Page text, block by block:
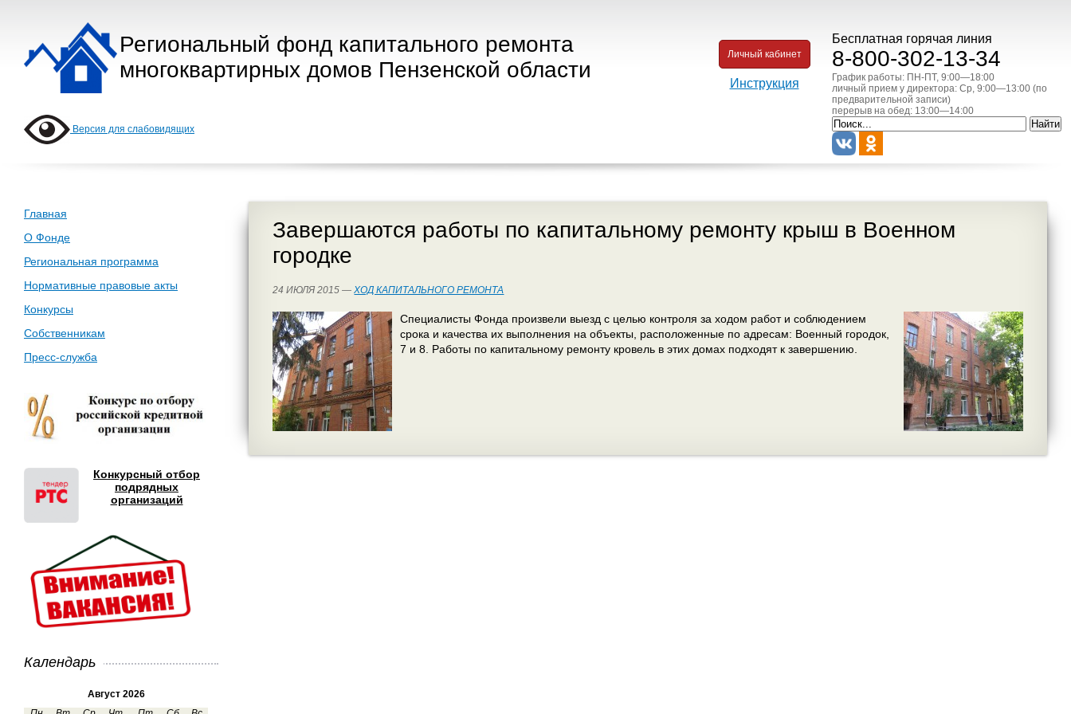
Региональный фонд капитального ремонта
многоквартирных домов Пензенской области
Бесплатная горячая линия
8-800-302-13-34
График работы: ПН-ПТ, 9:00—18:00
личный прием у директора: Ср, 9:00—13:00 (по
предварительной записи)
перерыв на обед: 13:00—14:00
Личный кабинет
Инструкция
Версия для слабовидящих
Главная
О Фонде
Региональная программа
Нормативные правовые акты
Конкурсы
Собственникам
Пресс-служба
Конкурсный отбор
подрядных
организаций
Календарь
Август 2026
Завершаются работы по капитальному ремонту крыш в Военном
городке
24 ИЮЛЯ 2015 —ХОД КАПИТАЛЬНОГО РЕМОНТА
Специалисты Фонда произвели выезд с целью контроля за ходом работ и соблюдением
срока и качества их выполнения на объекты, расположенные по адресам: Военный городок,
7 и 8. Работы по капитальному ремонту кровель в этих домах подходят к завершению.